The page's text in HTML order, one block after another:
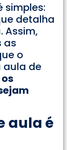
simples:
detalha
Assim,
as
o
aula de
os
aula é